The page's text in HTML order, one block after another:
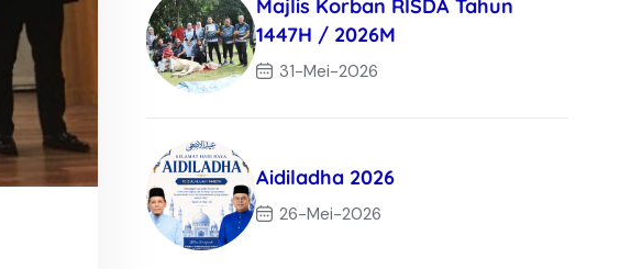
Majlis Korban RISDA Tahun
1447H / 2026M
31-Mei-2026
Aidiladha 2026
26-Mei-2026